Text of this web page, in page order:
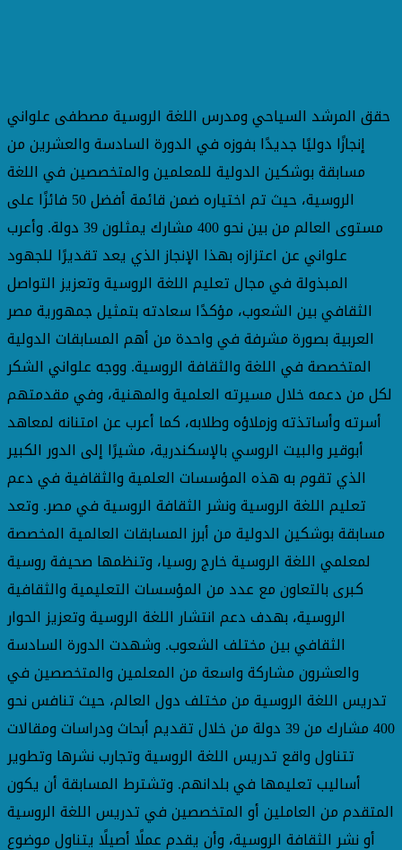
حقق المرشد السياحي ومدرس اللغة الروسية مصطفى علواني
إنجازًا دوليًا جديدًا بفوزه في الدورة السادسة والعشرين من
مسابقة بوشكين الدولية للمعلمين والمتخصصين في اللغة
الروسية، حيث تم اختياره ضمن قائمة أفضل 50 فائزًا على
مستوى العالم من بين نحو 400 مشارك يمثلون 39 دولة. وأعرب
علواني عن اعتزازه بهذا الإنجاز الذي يعد تقديرًا للجهود
المبذولة في مجال تعليم اللغة الروسية وتعزيز التواصل
الثقافي بين الشعوب، مؤكدًا سعادته بتمثيل جمهورية مصر
العربية بصورة مشرفة في واحدة من أهم المسابقات الدولية
المتخصصة في اللغة والثقافة الروسية. ووجه علواني الشكر
لكل من دعمه خلال مسيرته العلمية والمهنية، وفي مقدمتهم
أسرته وأساتذته وزملاؤه وطلابه، كما أعرب عن امتنانه لمعاهد
أبوقير والبيت الروسي بالإسكندرية، مشيرًا إلى الدور الكبير
الذي تقوم به هذه المؤسسات العلمية والثقافية في دعم
تعليم اللغة الروسية ونشر الثقافة الروسية في مصر. وتعد
مسابقة بوشكين الدولية من أبرز المسابقات العالمية المخصصة
لمعلمي اللغة الروسية خارج روسيا، وتنظمها صحيفة روسية
كبرى بالتعاون مع عدد من المؤسسات التعليمية والثقافية
الروسية، بهدف دعم انتشار اللغة الروسية وتعزيز الحوار
الثقافي بين مختلف الشعوب. وشهدت الدورة السادسة
والعشرون مشاركة واسعة من المعلمين والمتخصصين في
تدريس اللغة الروسية من مختلف دول العالم، حيث تنافس نحو
400 مشارك من 39 دولة من خلال تقديم أبحاث ودراسات ومقالات
تتناول واقع تدريس اللغة الروسية وتجارب نشرها وتطوير
أساليب تعليمها في بلدانهم. وتشترط المسابقة أن يكون
المتقدم من العاملين أو المتخصصين في تدريس اللغة الروسية
أو نشر الثقافة الروسية، وأن يقدم عملًا أصيلًا يتناول موضوع